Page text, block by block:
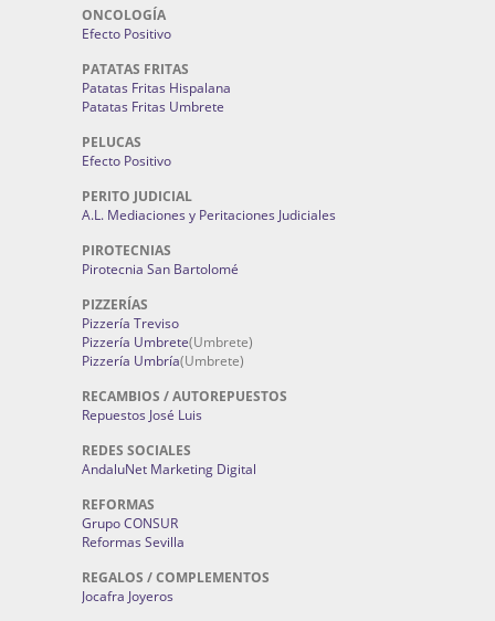
ONCOLOGÍA
Efecto Positivo
PATATAS FRITAS
Patatas Fritas Hispalana
Patatas Fritas Umbrete
PELUCAS
Efecto Positivo
PERITO JUDICIAL
A.L. Mediaciones y Peritaciones Judiciales
PIROTECNIAS
Pirotecnia San Bartolomé
PIZZERÍAS
Pizzería Treviso
Pizzería Umbrete(Umbrete)
Pizzería Umbría(Umbrete)
RECAMBIOS / AUTOREPUESTOS
Repuestos José Luis
REDES SOCIALES
AndaluNet Marketing Digital
REFORMAS
Grupo CONSUR
Reformas Sevilla
REGALOS / COMPLEMENTOS
Jocafra Joyeros